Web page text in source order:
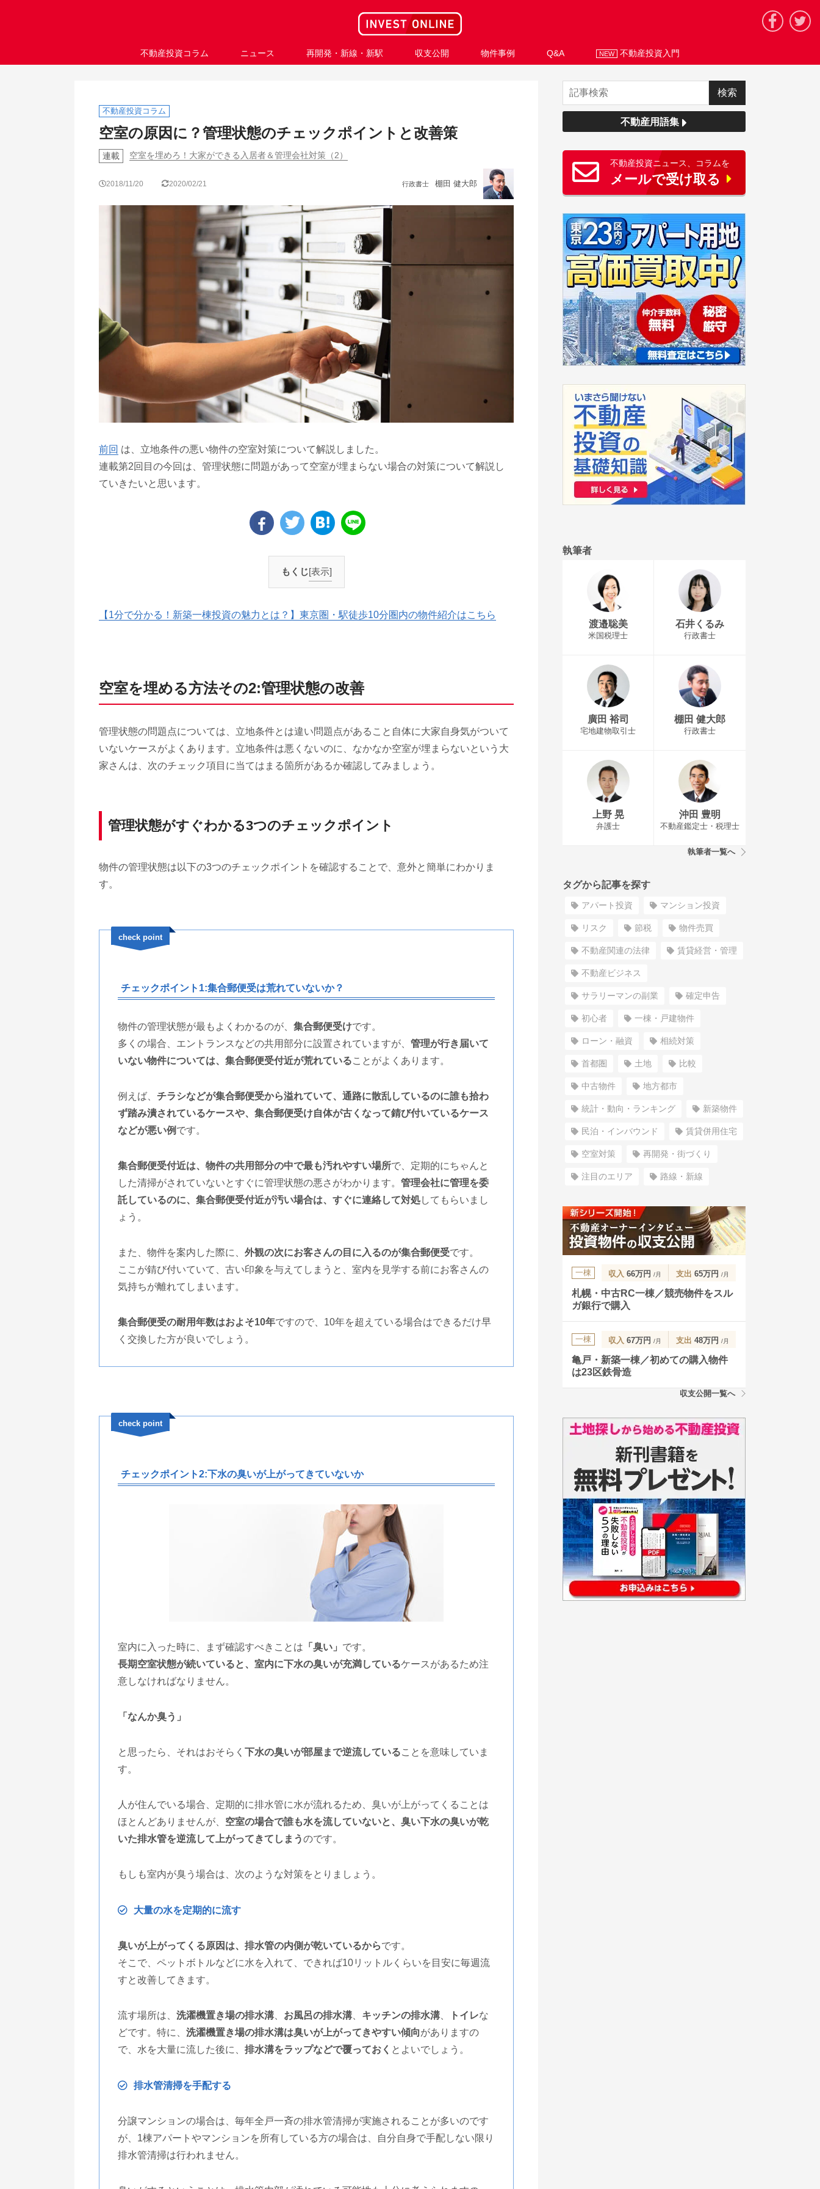
不動産投資コラム ニュース 再開発・新線・新駅 収支公開 物件事例 Q&A NEW 不動産投資入門
不動産投資コラム
空室の原因に？管理状態のチェックポイントと改善策
連載 空室を埋めろ！大家ができる入居者＆管理会社対策（2）
2018/11/20 2020/02/21 行政書士 棚田 健大郎
前回 は、立地条件の悪い物件の空室対策について解説しました。
連載第2回目の今回は、管理状態に問題があって空室が埋まらない場合の対策について解説し
ていきたいと思います。
もくじ[表示]
【1分で分かる！新築一棟投資の魅力とは？】東京圏・駅徒歩10分圏内の物件紹介はこちら
空室を埋める方法その2:管理状態の改善
管理状態の問題点については、立地条件とは違い問題点があること自体に大家自身気がついて
いないケースがよくあります。立地条件は悪くないのに、なかなか空室が埋まらないという大
家さんは、次のチェック項目に当てはまる箇所があるか確認してみましょう。
管理状態がすぐわかる3つのチェックポイント
物件の管理状態は以下の3つのチェックポイントを確認することで、意外と簡単にわかりま
す。
check point
チェックポイント1:集合郵便受は荒れていないか？
物件の管理状態が最もよくわかるのが、 集合郵便受けです。
多くの場合、エントランスなどの共用部分に設置されていますが、 管理が行き届いて
いない物件については、集合郵便受付近が荒れていることがよくあります。
例えば、 チラシなどが集合郵便受から溢れていて、通路に散乱しているのに誰も拾わ
ず踏み潰されているケースや、集合郵便受け自体が古くなって錆び付いているケース
などが悪い例 です。
集合郵便受付近は、物件の共用部分の中で最も汚れやすい場所で、定期的にちゃんと
した清掃がされていないとすぐに管理状態の悪さがわかります。 管理会社に管理を委
託しているのに、集合郵便受付近が汚い場合は、すぐに連絡して対処してもらいまし
ょう。
また、物件を案内した際に、 外観の次にお客さんの目に入るのが集合郵便受です。
ここが錆び付いていて、古い印象を与えてしまうと、室内を見学する前にお客さんの
気持ちが離れてしまいます。
集合郵便受の耐用年数はおよそ10年ですので、10年を超えている場合はできるだけ早
く交換した方が良いでしょう。
check point
チェックポイント2:下水の臭いが上がってきていないか
室内に入った時に、まず確認すべきことは 「臭い」 です。
長期空室状態が続いていると、室内に下水の臭いが充満しているケースがあるため注
意しなければなりません。
「なんか臭う」
と思ったら、それはおそらく 下水の臭いが部屋まで逆流していることを意味していま
す。
人が住んでいる場合、定期的に排水管に水が流れるため、臭いが上がってくることは
ほとんどありませんが、 空室の場合で誰も水を流していないと、臭い下水の臭いが乾
いた排水管を逆流して上がってきてしまうのです。
もしも室内が臭う場合は、次のような対策をとりましょう。
大量の水を定期的に流す
臭いが上がってくる原因は、排水管の内側が乾いているからです。
そこで、ペットボトルなどに水を入れて、できれば10リットルくらいを目安に毎週流
すと改善してきます。
流す場所は、 洗濯機置き場の排水溝 お風呂の排水溝 キッチンの排水溝 トイレな
どです。特に、 洗濯機置き場の排水溝は臭いが上がってきやすい傾向がありますの
で、水を大量に流した後に、 排水溝をラップなどで覆っておく とよいでしょう。
排水管清掃を手配する
分譲マンションの場合は、毎年全戸一斉の排水管清掃が実施されることが多いのです
が、1棟アパートやマンションを所有している方の場合は、自分自身で手配しない限り
排水管清掃は行われません。
不動産用語集
不動産投資ニュース、コラムを
メールで受け取る
執筆者
渡邉聡美
米国税理士
石井くるみ
行政書士
廣田 裕司
宅地建物取引士
棚田 健大郎
行政書士
上野 晃
弁護士
沖田 豊明
不動産鑑定士・税理士
執筆者一覧へ
タグから記事を探す
アパート投資 マンション投資
リスク 節税 物件売買
不動産関連の法律 賃貸経営・管理
不動産ビジネス
サラリーマンの副業 確定申告
初心者 一棟・戸建物件
ローン・融資 相続対策
首都圏 土地 比較
中古物件 地方都市
統計・動向・ランキング 新築物件
民泊・インバウンド 賃貸併用住宅
空室対策 再開発・街づくり
注目のエリア 路線・新線
一棟 収入 66万円 /月 支出 65万円 /月
札幌・中古RC一棟／競売物件をスル
ガ銀行で購入
一棟 収入 67万円 /月 支出 48万円 /月
亀戸・新築一棟／初めての購入物件
は23区鉄骨造
収支公開一覧へ